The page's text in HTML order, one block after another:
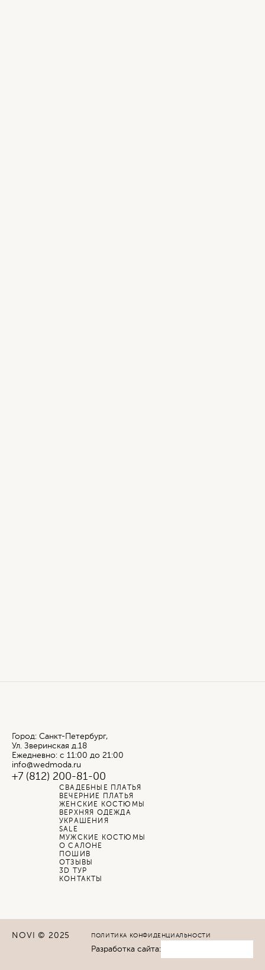
Город: Санкт-Петербург,
Ул. Зверинская д.18
Ежедневно: с 11:00 до 21:00
info@wedmoda.ru
+7 (812) 200-81-00
СВАДЕБНЫЕ ПЛАТЬЯ
ВЕЧЕРНИЕ ПЛАТЬЯ
ЖЕНСКИЕ КОСТЮМЫ
ВЕРХНЯЯ ОДЕЖДА
УКРАШЕНИЯ
SALE
МУЖСКИЕ КОСТЮМЫ
О САЛОНЕ
ПОШИВ
ОТЗЫВЫ
3D ТУР
КОНТАКТЫ
NOVI © 2025 ПОЛИТИКА КОНФИДЕНЦИАЛЬНОСТИ
Разработка сайта: